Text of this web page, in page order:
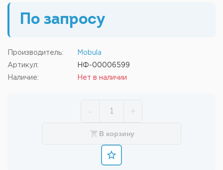
По запросу
Производитель: Mobula
Артикул: НФ-00006599
Наличие: Нет в наличии
- +
В корзину